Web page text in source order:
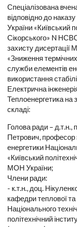
Спеціалізована
відповідно до
України «Київський
Сікорського» N
захисту дисертації
«Зниження
служби елементів
використання
Електрична
Теплоенергетика на
складі:
Голова ради – д.т.н.,
Петрович, професор
енергетики
«Київський
МОН України;
Члени ради:
- к.т.н., доц.
кафедри теплової та
Національного
політехнічний